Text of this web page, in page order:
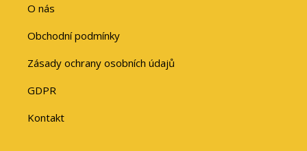
O nás
Obchodní podmínky
Zásady ochrany osobních údajů
GDPR
Kontakt